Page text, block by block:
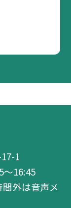
1
16:45
外は音声メ